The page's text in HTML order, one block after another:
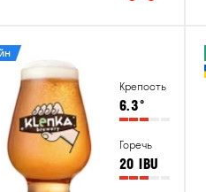
Крепость
6.3°
Горечь
20 IBU